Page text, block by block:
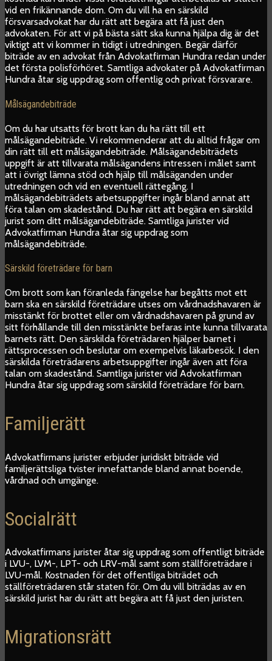
vid en frikännande dom. Om du vill ha en särskild
försvarsadvokat har du rätt att begära att få just den
advokaten. För att vi på bästa sätt ska kunna hjälpa dig är det
viktigt att vi kommer in tidigt i utredningen. Begär därför
biträde av en advokat från Advokatfirman Hundra redan under
det första polisförhöret. Samtliga advokater på Advokatfirman
Hundra åtar sig uppdrag som offentlig och privat försvarare.
Målsägandebiträde
Om du har utsatts för brott kan du ha rätt till ett
målsägandebiträde. Vi rekommenderar att du alltid frågar om
din rätt till ett målsägandebiträde. Målsägandebiträdets
uppgift är att tillvarata målsägandens intressen i målet samt
att i övrigt lämna stöd och hjälp till målsäganden under
utredningen och vid en eventuell rättegång. I
målsägandebiträdets arbetsuppgifter ingår bland annat att
föra talan om skadestånd. Du har rätt att begära en särskild
jurist som ditt målsägandebiträde. Samtliga jurister vid
Advokatfirman Hundra åtar sig uppdrag som
målsägandebiträde.
Särskild företrädare för barn
Om brott som kan föranleda fängelse har begåtts mot ett
barn ska en särskild företrädare utses om vårdnadshavaren är
misstänkt för brottet eller om vårdnadshavaren på grund av
sitt förhållande till den misstänkte befaras inte kunna tillvarata
barnets rätt. Den särskilda företrädaren hjälper barnet i
rättsprocessen och beslutar om exempelvis läkarbesök. I den
särskilda företrädarens arbetsuppgifter ingår även att föra
talan om skadestånd. Samtliga jurister vid Advokatfirman
Hundra åtar sig uppdrag som särskild företrädare för barn.
Familjerätt
Advokatfirmans jurister erbjuder juridiskt biträde vid
familjerättsliga tvister innefattande bland annat boende,
vårdnad och umgänge.
Socialrätt
Advokatfirmans jurister åtar sig uppdrag som offentligt biträde
i LVU-, LVM-, LPT- och LRV-mål samt som ställföreträdare i
LVU-mål. Kostnaden för det offentliga biträdet och
ställföreträdaren står staten för. Om du vill biträdas av en
särskild jurist har du rätt att begära att få just den juristen.
Migrationsrätt